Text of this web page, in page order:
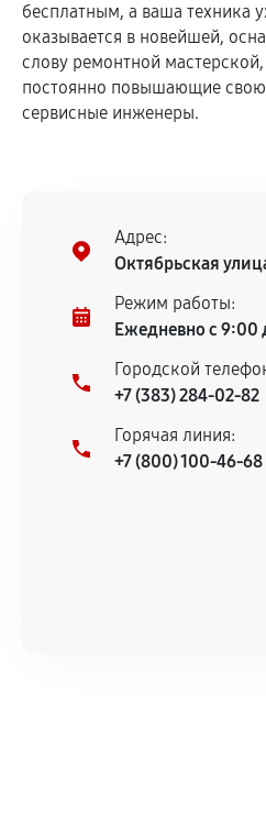
бесплатным, а ваша техника
оказывается в новейшей,
слову ремонтной
постоянно повышающие
сервисные инженеры.
Адрес:
Октябрьская
Режим работы:
Ежедневно с 9:00
Городской
+7 (383) 284-02-82
Горячая линия:
+7 (800) 100-46-68